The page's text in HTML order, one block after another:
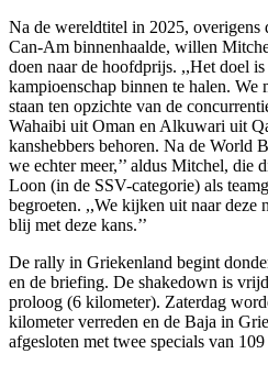
Na de wereldtitel in 2025, overigens
Can-Am binnenhaalde, willen
doen naar de hoofdprijs. ,,Het doel
kampioenschap binnen te halen. We
staan ten opzichte van de
Wahaibi uit Oman en Alkuwari uit
kanshebbers behoren. Na de World
we echter meer,’’ aldus Mitchel, die
Loon (in de SSV-categorie) als
begroeten. ,,We kijken uit naar deze
blij met deze kans.’’
De rally in Griekenland begint
en de briefing. De shakedown is
proloog (6 kilometer). Zaterdag
kilometer verreden en de Baja in
afgesloten met twee specials van